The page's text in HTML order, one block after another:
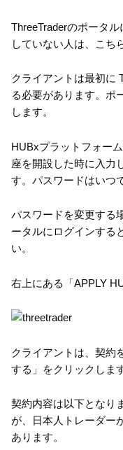
ThreeTraderのポータ
していない人は、
こち
クライアントは最初に
る必要があります。ポ
します。
HUBxプラットフォー
座を開設した時に入力
す。パスワードはいつ
パスワードを変更する
ータルにログインする
い。
右上にある「APPLY
クライアントは、契約
する」をクリックします
契約内容は以下となり
が、日本人トレーダー
あります。